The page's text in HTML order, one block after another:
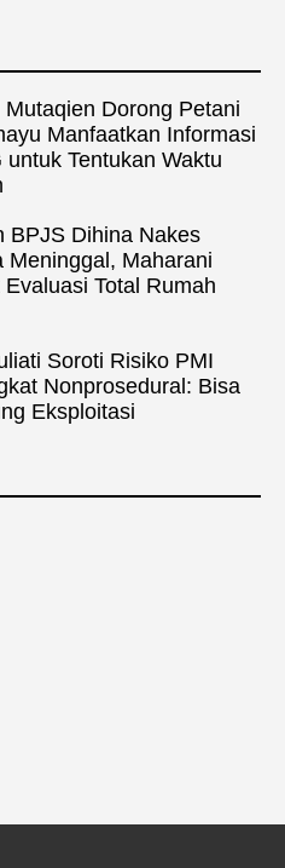
Mutaqien Dorong Petani
Manfaatkan Informasi
untuk Tentukan Waktu
BPJS Dihina Nakes
Meninggal, Maharani
Evaluasi Total Rumah
Soroti Risiko PMI
Nonprosedural: Bisa
Eksploitasi